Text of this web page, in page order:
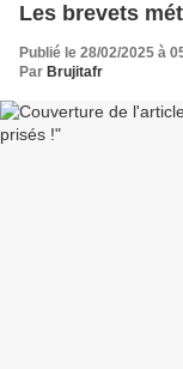
Les brevets
Publié le 28/02/2025 à
Par Brujitafr